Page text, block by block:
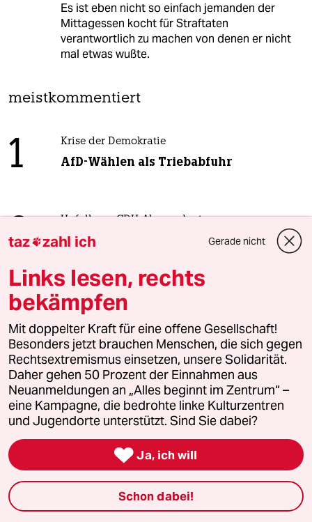
Es ist eben nicht so einfach jemanden der
Mittagessen kocht für Straftaten
verantwortlich zu machen von denen er nicht
mal etwas wußte.
meistkommentiert
1 Krise der Demokratie
AfD-Wählen als Triebabfuhr
2 Unfall von CDU-Abgeordnetem
Thomas Bareiß crasht bei voller
3 Bundeszentrale für politische Bildung
Zurück zu den antikommunistischen
Wurzeln
4 Nein zum Zivildienst
Hinterlistiger Schritt der
Bundesregierung
5 Was tun gegen den Energiewende-Rollback?
Der Urknall
taz zahl ich Gerade nicht
Links lesen, rechts
bekämpfen
Mit doppelter Kraft für eine offene Gesellschaft!
Besonders jetzt brauchen Menschen, die sich gegen
Rechtsextremismus einsetzen, unsere Solidarität.
Daher gehen 50 Prozent der Einnahmen aus
Neuanmeldungen an „Alles beginnt im Zentrum“ –
eine Kampagne, die bedrohte linke Kulturzentren
und Jugendorte unterstützt. Sind Sie dabei?
 Ja, ich will
Schon dabei!